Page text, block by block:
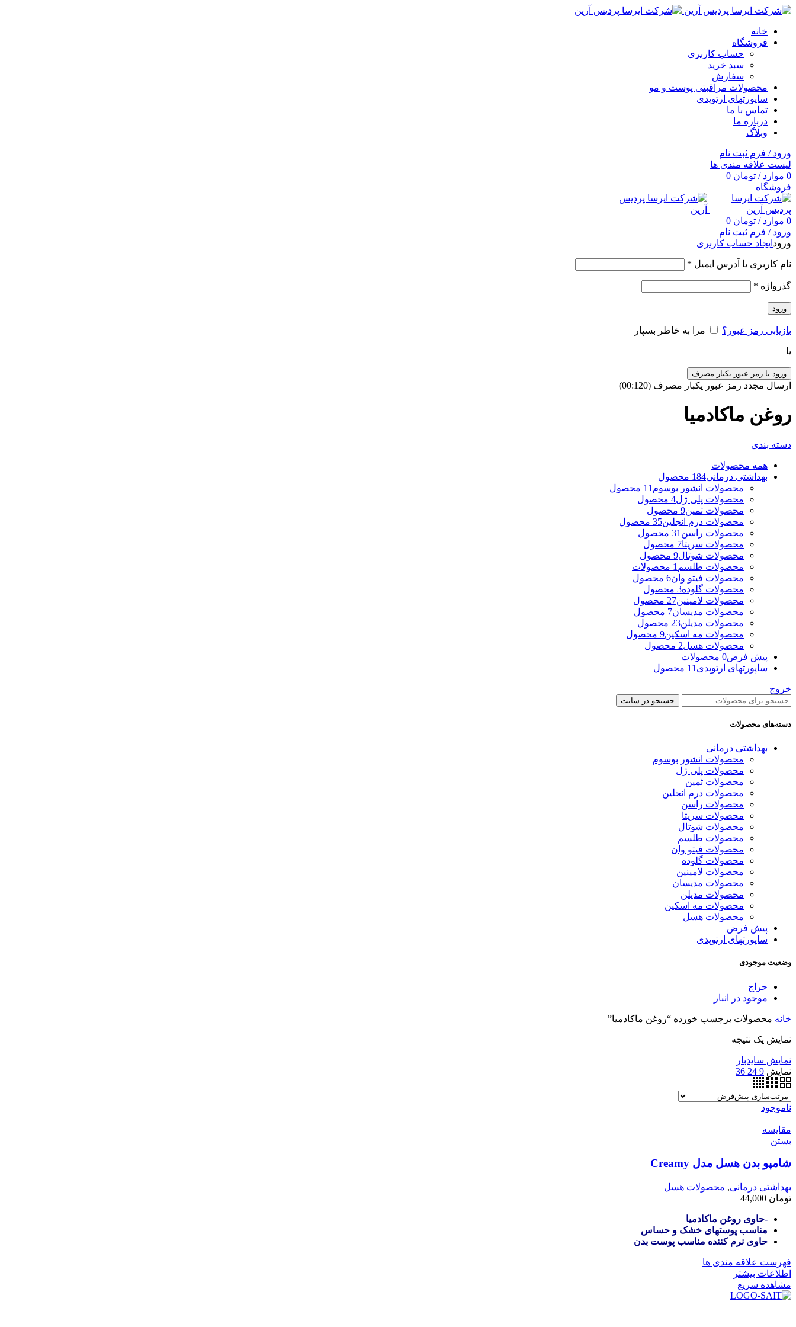
خانه
فروشگاه
حساب کاربری
سبد خرید
سفارش
محصولات مراقبتی پوست و مو
ساپورتهای ارتوپدی
تماس با ما
درباره ما
وبلاگ
ورود / فرم ثبت نام
لیست علاقه مندی ها
0 موارد / تومان
فروشگاه
0 موارد / تومان
ورود / فرم ثبت نام
ورود ایجاد حساب کاربری
نام کاربری یا آدرس ایمیل *
گذرواژه *
ورود
بازیابی رمز عبور؟ مرا به خاطر بسپار
یا
ورود با رمز عبور یکبار مصرف
ارسال مجدد رمز عبور یکبار مصرف (00:
120
)
روغن ماکادمیا
دسته بندی
همه محصولات
بهداشتی درمانی184 محصول
محصولات انشور بوسوم 11 محصول
محصولات پلی ژل4 محصول
محصولات ثمین9 محصول
محصولات درم انجلین35 محصول
محصولات راسن 31 محصول
محصولات سریتا7 محصول
محصولات شوتال9 محصول
محصولات طلسم 1 محصولات
محصولات فیتو وان6 محصول
محصولات گلوده3 محصول
محصولات لامینین27 محصول
محصولات مدیسان7 محصول
محصولات مدیلن23 محصول
محصولات مه اسکین9 محصول
محصولات هسل2 محصول
پیش فرض0 محصولات
ساپورتهای ارتوپدی 11 محصول
خروج
جستجو در سایت
دسته‌های محصولات
بهداشتی درمانی
محصولات انشور بوسوم
محصولات پلی ژل
محصولات ثمین
محصولات درم انجلین
محصولات راسن
محصولات سریتا
محصولات شوتال
محصولات طلسم
محصولات فیتو وان
محصولات گلوده
محصولات لامینین
محصولات مدیسان
محصولات مدیلن
محصولات مه اسکین
محصولات هسل
پیش فرض
ساپورتهای ارتوپدی
وضعیت موجودی
حراج
موجود در انبار
خانه محصولات برچسب خورده “روغن ماکادمیا”
نمایش یک نتیجه
نمایش سایدبار
نمایش 9
24
36
ناموجود
مقایسه
بستن
شامپو بدن هسل مدل Creamy
بهداشتی درمانی, محصولات هسل
تومان
-حاوی روغن ماکادمیا
مناسب پوستهای خشک و حساس
حاوی نرم کننده مناسب پوست بدن
فهرست علاقه مندی ها
اطلاعات بیشتر
مشاهده سریع